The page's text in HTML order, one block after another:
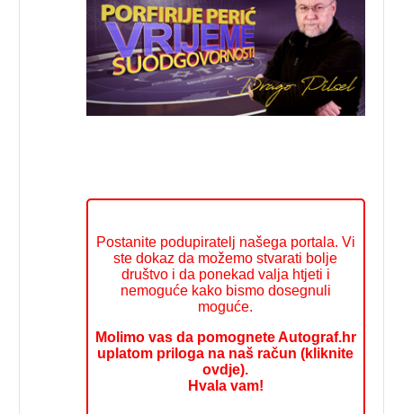
Postanite podupiratelj našega portala. Vi
ste dokaz da možemo stvarati bolje
društvo i da ponekad valja htjeti i
nemoguće kako bismo dosegnuli
moguće.
Molimo vas da pomognete Autograf.hr
uplatom priloga na naš račun (kliknite
ovdje).
Hvala vam!